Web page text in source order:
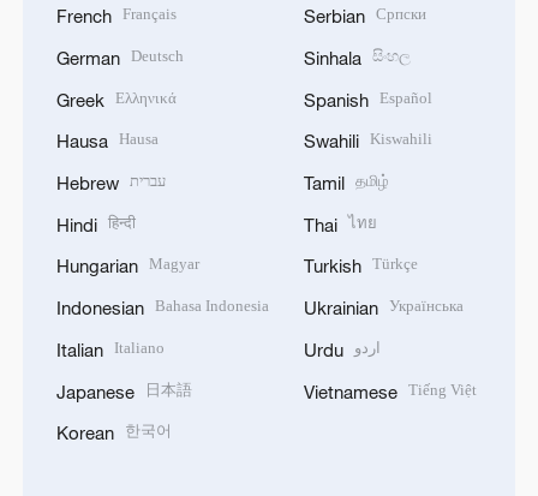
French Français
German Deutsch
Greek Ελληνικά
Hausa Hausa
Hebrew עברית
Hindi हिन्दी
Hungarian Magyar
Indonesian Bahasa Indonesia
Italian Italiano
Japanese 日本語
Korean 한국어
Serbian Српски
Sinhala සිංහල
Spanish Español
Swahili Kiswahili
Tamil தமிழ்
Thai ไทย
Turkish Türkçe
Ukrainian Українська
Urdu اردو
Vietnamese Tiếng Việt